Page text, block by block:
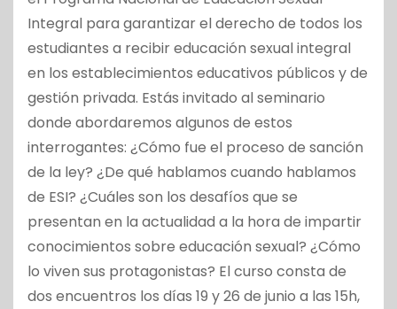
Integral para garantizar el derecho de todos los
estudiantes a recibir educación sexual integral
en los establecimientos educativos públicos y de
gestión privada. Estás invitado al seminario
donde abordaremos algunos de estos
interrogantes: ¿Cómo fue el proceso de sanción
de la ley? ¿De qué hablamos cuando hablamos
de ESI? ¿Cuáles son los desafíos que se
presentan en la actualidad a la hora de impartir
conocimientos sobre educación sexual? ¿Cómo
lo viven sus protagonistas? El curso consta de
dos encuentros los días 19 y 26 de junio a las 15h,